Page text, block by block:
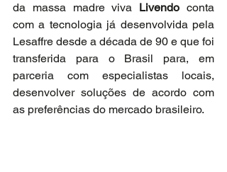
da massa madre viva Livendo conta
com a tecnologia já desenvolvida pela
Lesaffre desde a década de 90 e que foi
transferida para o Brasil para, em
parceria com especialistas locais,
desenvolver soluções de acordo com
as preferências do mercado brasileiro.